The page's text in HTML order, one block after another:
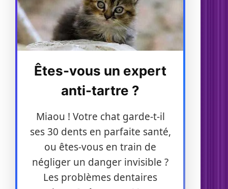
Êtes-vous un expert
anti-tartre ?
Miaou ! Votre chat garde-t-il
ses 30 dents en parfaite santé,
ou êtes-vous en train de
négliger un danger invisible ?
Les problèmes dentaires